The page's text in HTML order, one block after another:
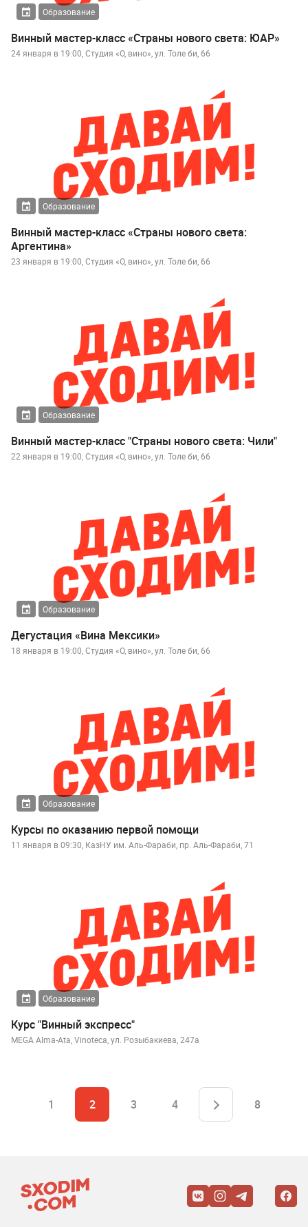
Образование
Винный мастер-класс «Страны нового света: ЮАР»
24 января в 19:00, Студия «О, вино», ул. Толе би, 66
Образование
Винный мастер-класс «Страны нового света:
Аргентина»
23 января в 19:00, Студия «О, вино», ул. Толе би, 66
Образование
Винный мастер-класс "Страны нового света: Чили"
22 января в 19:00, Студия «О, вино», ул. Толе би, 66
Образование
Дегустация «Вина Мексики»
18 января в 19:00, Студия «О, вино», ул. Толе би, 66
Образование
Курсы по оказанию первой помощи
11 января в 09:30, КазНУ им. Аль-Фараби, пр. Аль-Фараби, 71
Образование
Курс "Винный экспресс"
MEGA Alma-Ata, Vinoteca, ул. Розыбакиева, 247а
1 2 3 4 8